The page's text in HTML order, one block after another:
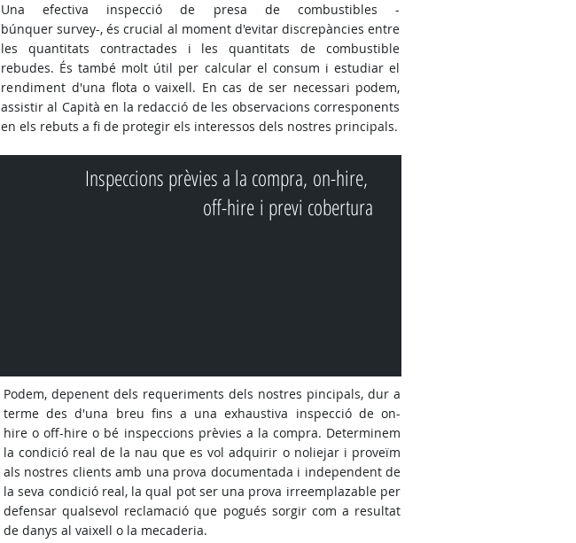
Una efectiva inspecció de presa de combustibles -
búnquer survey-, és crucial al moment d'evitar discrepàncies entre
les quantitats contractades i les quantitats de combustible
rebudes. És també molt útil per calcular el consum i estudiar el
rendimentd'una flota o vaixell. En cas de ser necessari podem,
assistir al Capità en la redacció de les observacions corresponents
en els rebuts a fi de protegir els interessos dels nostres principals.
Inspeccions prèvies a la compra, on-hire,
off-hire i previ cobertura
Podem, depenent dels requeriments dels nostres pincipals, dur a
terme des d'una breu fins a una exhaustiva inspecció de on-
hire o off-hire o bé inspeccions prèvies a la compra. Determinem
la condició real de la nau que es vol adquirir o noliejari proveïm
als nostres clients amb una prova documentada i independent de
la seva condició real, la qual pot ser una prova irreemplazable per
defensar qualsevol reclamació que pogués sorgir com a resultat
de danys al vaixell o la mecaderia.